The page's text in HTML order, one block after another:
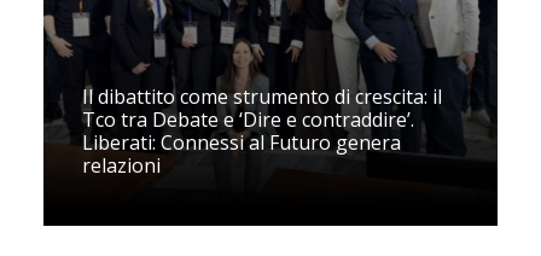
Il dibattito come strumento di crescita: il
Tco tra Debate e ‘Dire e contraddire’.
Liberati: Connessi al Futuro genera
relazioni